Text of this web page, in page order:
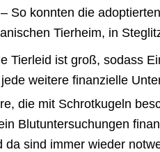
So konnten die
Tierheim, in
Tierleid ist groß, sodass
weitere finanzielle
die mit Schrotkugeln
Blutuntersuchungen
da sind immer wieder